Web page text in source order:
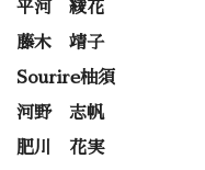
平河 綾花
藤木 靖子
Sourire柚須
河野 志帆
肥川 花実